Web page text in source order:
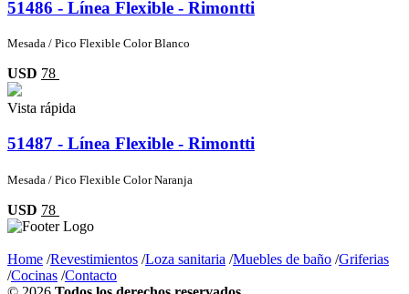
51486 - Línea Flexible - Rimontti
Mesada / Pico Flexible Color Blanco
USD 78
Vista rápida
51487 - Línea Flexible - Rimontti
Mesada / Pico Flexible Color Naranja
USD 78
Home /Revestimientos /Loza sanitaria /Muebles de baño /Griferias
/Cocinas /Contacto